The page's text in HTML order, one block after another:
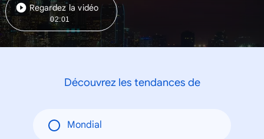
Regardez la vidéo
02:01
Découvrez les tendances de
Mondial